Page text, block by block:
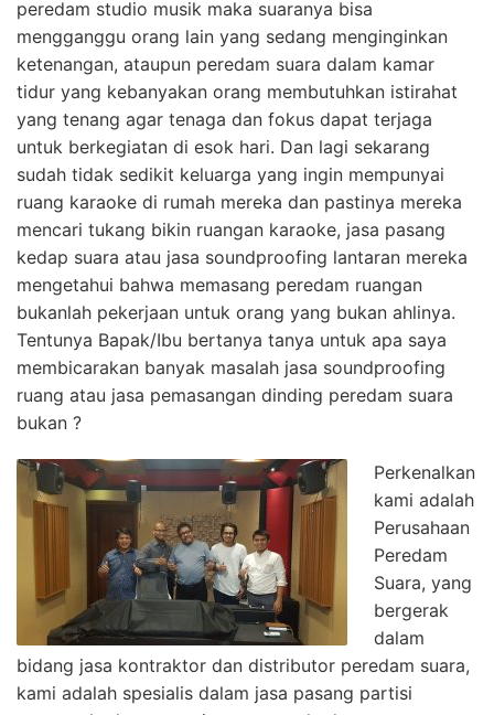
peredam studio musik maka suaranya bisa
mengganggu orang lain yang sedang menginginkan
ketenangan, ataupun peredam suara dalam kamar
tidur yang kebanyakan orang membutuhkan istirahat
yang tenang agar tenaga dan fokus dapat terjaga
untuk berkegiatan di esok hari. Dan lagi sekarang
sudah tidak sedikit keluarga yang ingin mempunyai
ruang karaoke di rumah mereka dan pastinya mereka
mencari tukang bikin ruangan karaoke, jasa pasang
kedap suara atau jasa soundproofing lantaran mereka
mengetahui bahwa memasang peredam ruangan
bukanlah pekerjaan untuk orang yang bukan ahlinya.
Tentunya Bapak/Ibu bertanya tanya untuk apa saya
membicarakan banyak masalah jasa soundproofing
ruang atau jasa pemasangan dinding peredam suara
bukan ?
Perkenalkan
kami adalah
Perusahaan
Peredam
Suara, yang
bergerak
dalam
bidang jasa kontraktor dan distributor peredam suara,
kami adalah spesialis dalam jasa pasang partisi